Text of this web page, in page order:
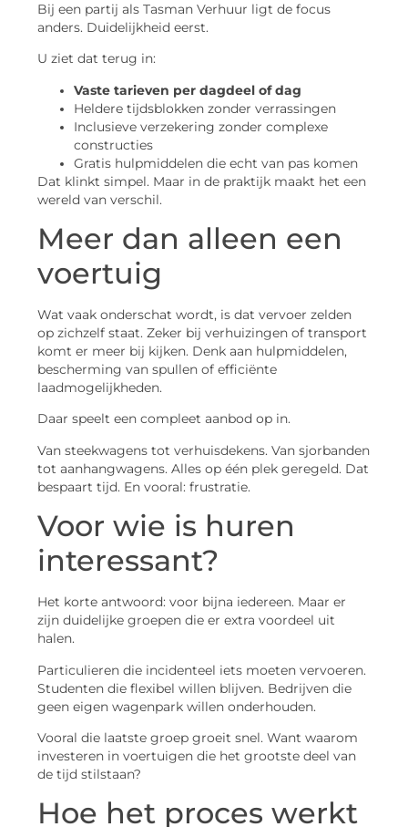
Bij een partij als Tasman Verhuur ligt de focus
anders. Duidelijkheid eerst.
U ziet dat terug in:
Vaste tarieven per dagdeel of dag
Heldere tijdsblokken zonder verrassingen
Inclusieve verzekering zonder complexe
constructies
Gratis hulpmiddelen die echt van pas komen
Dat klinkt simpel. Maar in de praktijk maakt het een
wereld van verschil.
Meer dan alleen een
voertuig
Wat vaak onderschat wordt, is dat vervoer zelden
op zichzelf staat. Zeker bij verhuizingen of transport
komt er meer bij kijken. Denk aan hulpmiddelen,
bescherming van spullen of efficiënte
laadmogelijkheden.
Daar speelt een compleet aanbod op in.
Van steekwagens tot verhuisdekens. Van sjorbanden
tot aanhangwagens. Alles op één plek geregeld. Dat
bespaart tijd. En vooral: frustratie.
Voor wie is huren
interessant?
Het korte antwoord: voor bijna iedereen. Maar er
zijn duidelijke groepen die er extra voordeel uit
halen.
Particulieren die incidenteel iets moeten vervoeren.
Studenten die flexibel willen blijven. Bedrijven die
geen eigen wagenpark willen onderhouden.
Vooral die laatste groep groeit snel. Want waarom
investeren in voertuigen die het grootste deel van
de tijd stilstaan?
Hoe het proces werkt